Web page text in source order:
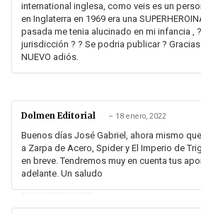
international inglesa, como veis es un
en Inglaterra en 1969 era una
pasada me tenia alucinado en mi infancia ,
jurisdicción ? ? Se podria publicar ? Gracias
NUEVO adiós.
Dolmen Editorial – 18 enero, 2022
Buenos días José Gabriel, ahora mismo
a Zarpa de Acero, Spider y El Imperio de
en breve. Tendremos muy en cuenta tus
adelante. Un saludo